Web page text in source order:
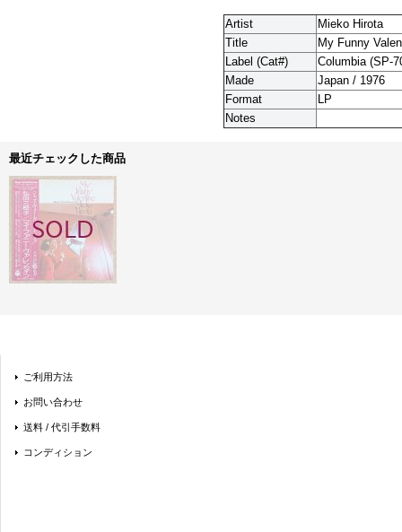
Artist
Mieko Hirota
Title
My Funny
Label (Cat#)
Columbia (SP-
Made
Japan / 1976
Format
LP
Notes
最近チェックした商品
ご利用方法
お問い合わせ
送料 / 代引手数料
コンディション